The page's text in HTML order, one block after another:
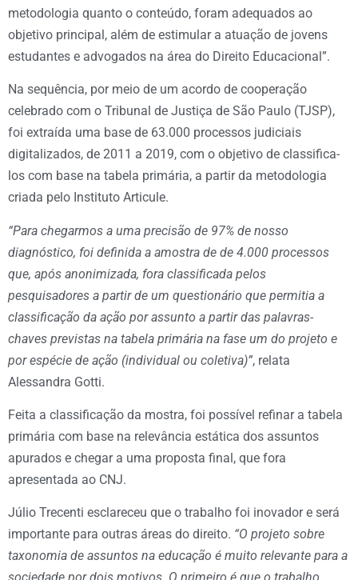
metodologia quanto o conteúdo, foram adequados ao
objetivo principal, além de estimular a atuação de jovens
estudantes e advogados na área do Direito Educacional”.
Na sequência, por meio de um acordo de cooperação
celebrado com o Tribunal de Justiça de São Paulo (TJSP),
foi extraída uma base de 63.000 processos judiciais
digitalizados, de 2011 a 2019, com o objetivo de classifica-
los com base na tabela primária, a partir da metodologia
criada pelo Instituto Articule.
“Para chegarmos a uma precisão de 97% de nosso
diagnóstico, foi definida a amostra de de 4.000 processos
que, após anonimizada, fora classificada pelos
pesquisadores a partir de um questionário que permitia a
classificação da ação por assunto a partir das palavras-
chaves previstas na tabela primária na fase um do projeto e
por espécie de ação (individual ou coletiva)”, relata
Alessandra Gotti.
Feita a classificação da mostra, foi possível refinar a tabela
primária com base na relevância estática dos assuntos
apurados e chegar a uma proposta final, que fora
apresentada ao CNJ.
Júlio Trecenti esclareceu que o trabalho foi inovador e será
importante para outras áreas do direito. “O projeto sobre
taxonomia de assuntos na educação é muito relevante para a